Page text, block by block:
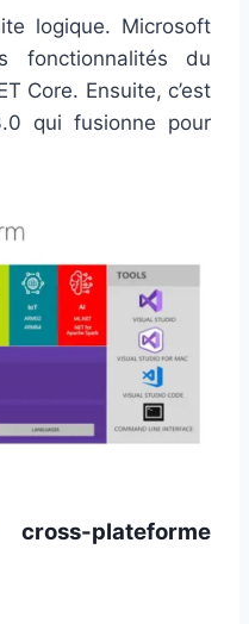
logique. Microsoft
fonctionnalités du
Core. Ensuite, c’est
qui fusionne pour
plateforme